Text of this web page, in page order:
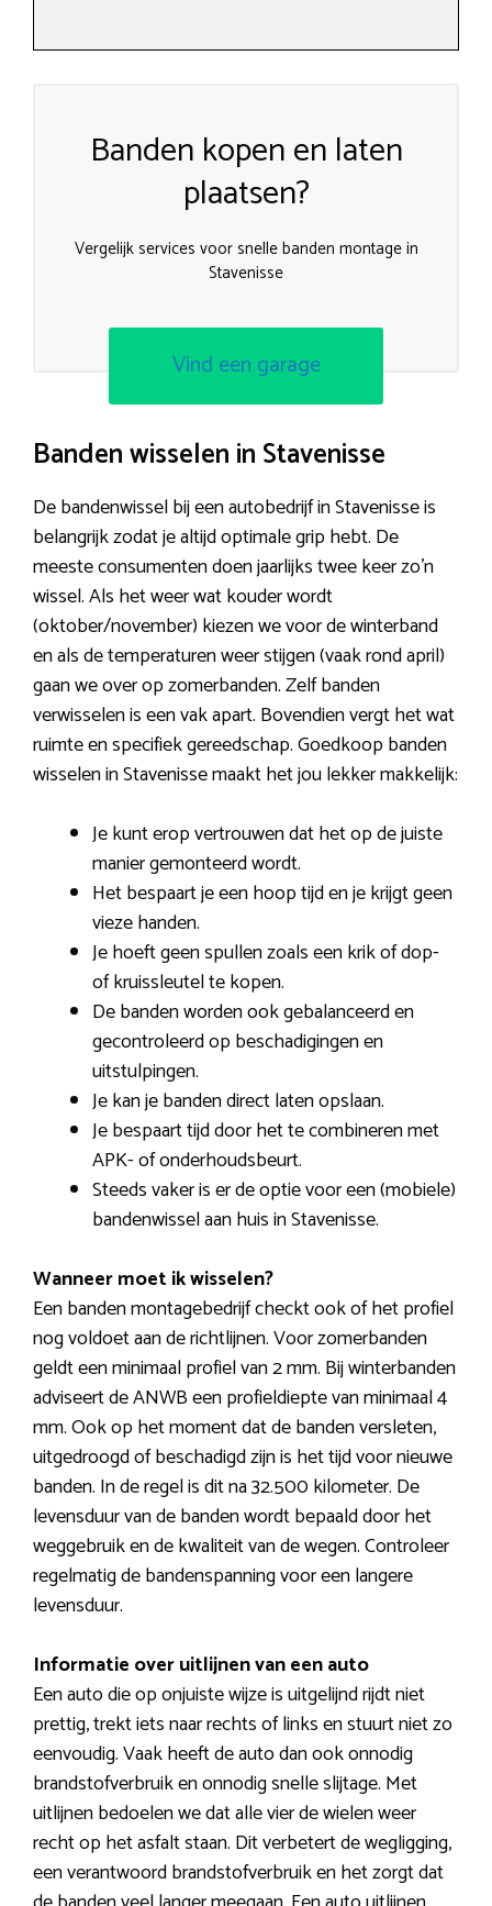
Banden kopen en laten
plaatsen?
Vergelijk services voor snelle banden montage in
Stavenisse
Vind een garage
Banden wisselen in Stavenisse
De bandenwissel bij een autobedrijf in Stavenisse is
belangrijk zodat je altijd optimale grip hebt. De
meeste consumenten doen jaarlijks twee keer zo’n
wissel. Als het weer wat kouder wordt
(oktober/november) kiezen we voor de winterband
en als de temperaturen weer stijgen (vaak rond april)
gaan we over op zomerbanden. Zelf banden
verwisselen is een vak apart. Bovendien vergt het wat
ruimte en specifiek gereedschap. Goedkoop banden
wisselen in Stavenisse maakt het jou lekker makkelijk:
Je kunt erop vertrouwen dat het op de juiste
manier gemonteerd wordt.
Het bespaart je een hoop tijd en je krijgt geen
vieze handen.
Je hoeft geen spullen zoals een krik of dop-
of kruissleutel te kopen.
De banden worden ook gebalanceerd en
gecontroleerd op beschadigingen en
uitstulpingen.
Je kan je banden direct laten opslaan.
Je bespaart tijd door het te combineren met
APK- of onderhoudsbeurt.
Steeds vaker is er de optie voor een (mobiele)
bandenwissel aan huis in Stavenisse.
Wanneer moet ik wisselen?
Een banden montagebedrijf checkt ook of het profiel
nog voldoet aan de richtlijnen. Voor zomerbanden
geldt een minimaal profiel van 2 mm. Bij winterbanden
adviseert de ANWB een profieldiepte van minimaal 4
mm. Ook op het moment dat de banden versleten,
uitgedroogd of beschadigd zijn is het tijd voor nieuwe
banden. In de regel is dit na 32.500 kilometer. De
levensduur van de banden wordt bepaald door het
weggebruik en de kwaliteit van de wegen. Controleer
regelmatig de bandenspanning voor een langere
levensduur.
Informatie over uitlijnen van een auto
Een auto die op onjuiste wijze is uitgelijnd rijdt niet
prettig, trekt iets naar rechts of links en stuurt niet zo
eenvoudig. Vaak heeft de auto dan ook onnodig
brandstofverbruik en onnodig snelle slijtage. Met
uitlijnen bedoelen we dat alle vier de wielen weer
recht op het asfalt staan. Dit verbetert de wegligging,
een verantwoord brandstofverbruik en het zorgt dat